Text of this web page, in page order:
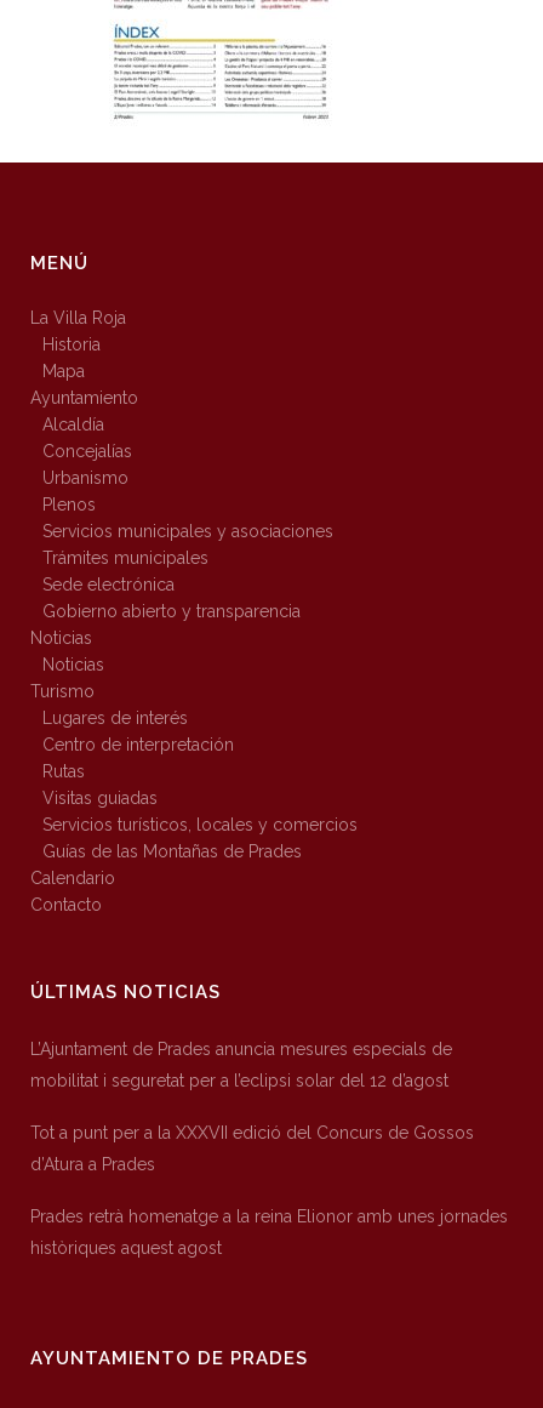
MENÚ
La Villa Roja
Historia
Mapa
Ayuntamiento
Alcaldía
Concejalías
Urbanismo
Plenos
Servicios municipales y asociaciones
Trámites municipales
Sede electrónica
Gobierno abierto y transparencia
Noticias
Noticias
Turismo
Lugares de interés
Centro de interpretación
Rutas
Visitas guiadas
Servicios turísticos, locales y comercios
Guías de las Montañas de Prades
Calendario
Contacto
ÚLTIMAS NOTICIAS
L’Ajuntament de Prades anuncia mesures especials de
mobilitat i seguretat per a l’eclipsi solar del 12 d’agost
Tot a punt per a la XXXVII edició del Concurs de Gossos
d’Atura a Prades
Prades retrà homenatge a la reina Elionor amb unes jornades
històriques aquest agost
AYUNTAMIENTO DE PRADES